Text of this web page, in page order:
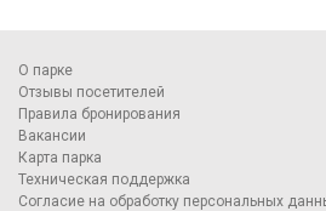
О парке
Отзывы посетителей
Правила бронирования
Вакансии
Карта парка
Техническая поддержка
Согласие на обработку персональных